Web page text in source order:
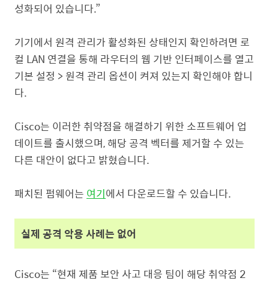
성화되어 있습니다.”
기기에서 원격 관리가 활성화된 상태인지 확인하려면 로
컬 LAN 연결을 통해 라우터의 웹 기반 인터페이스를 열고
기본 설정 > 원격 관리 옵션이 켜져 있는지 확인해야 합니
다.
Cisco는 이러한 취약점을 해결하기 위한 소프트웨어 업
데이트를 출시했으며,해당 공격 벡터를 제거할 수 있는
다른 대안이 없다고 밝혔습니다.
패치된 펌웨어는 여기에서 다운로드할 수 있습니다.
실제 공격 악용 사례는 없어
Cisco는 “현재 제품 보안 사고 대응 팀이 해당 취약점 2